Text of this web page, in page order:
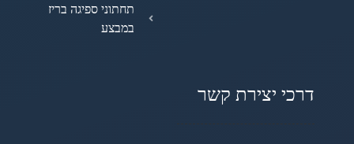
תחתוני ספיגה בריז
במבצע
דרכי יצירת קשר